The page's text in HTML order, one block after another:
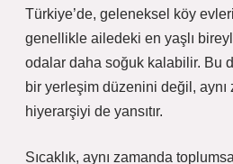
Türkiye’de, geleneksel köy
genellikle ailedeki en yaşlı
odalar daha soğuk kalabilir. Bu
bir yerleşim düzenini değil, aynı
hiyerarşiyi de yansıtır.
Sıcaklık, aynı zamanda